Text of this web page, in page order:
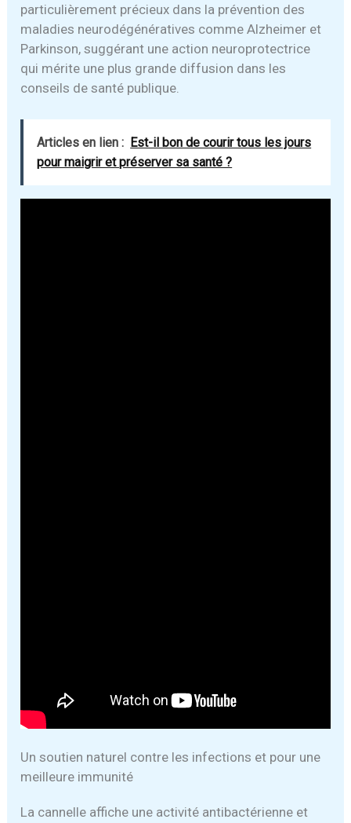
particulièrement précieux dans la prévention des
maladies neurodégénératives comme Alzheimer et
Parkinson, suggérant une action neuroprotectrice
qui mérite une plus grande diffusion dans les
conseils de santé publique.
Articles en lien : Est-il bon de courir tous les jours
pour maigrir et préserver sa santé ?
Un soutien naturel contre les infections et pour une
meilleure immunité
La cannelle affiche une activité antibactérienne et